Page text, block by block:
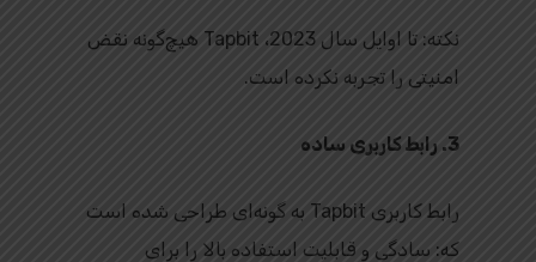
نکته: تا اوایل سال 2023، Tapbit هیچ‌گونه نقض
امنیتی را تجربه نکرده است.
3. رابط کاربری ساده
رابط کاربری Tapbit به گونه‌ای طراحی شده است
که: سادگی و قابلیت استفاده بالا را برای